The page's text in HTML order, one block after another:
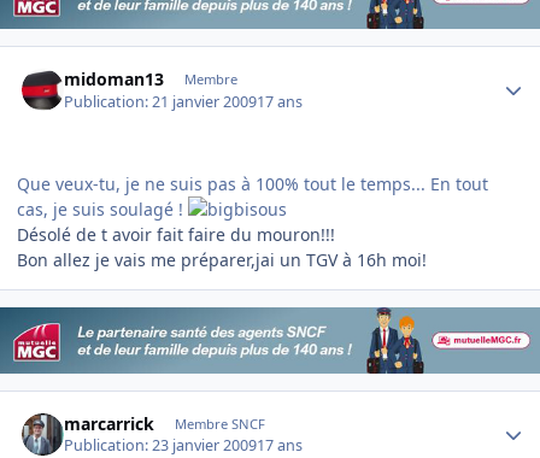
midoman13 Membre
Publication:21 janvier 200917 ans
Que veux-tu, je ne suis pas à 100% tout le temps... En tout
cas, je suis soulagé !
Désolé de t avoir fait faire du mouron!!!
Bon allez je vais me préparer,jai un TGV à 16h moi!
marcarrick Membre SNCF
Publication:23 janvier 200917 ans